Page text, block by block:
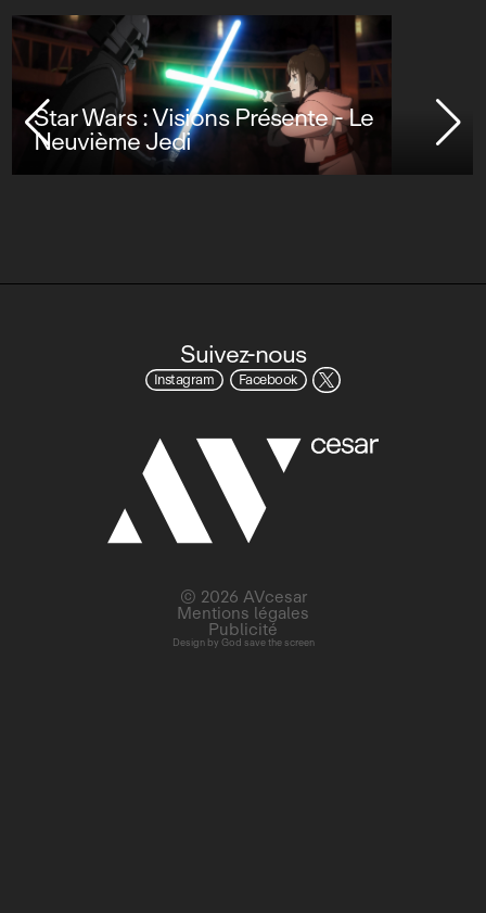
Star Wars : Visions Présente - Le
Neuvième Jedi
Suivez-nous
Instagram Facebook
Design by God save the screen
© 2026 AVcesar
Mentions légales
Publicité